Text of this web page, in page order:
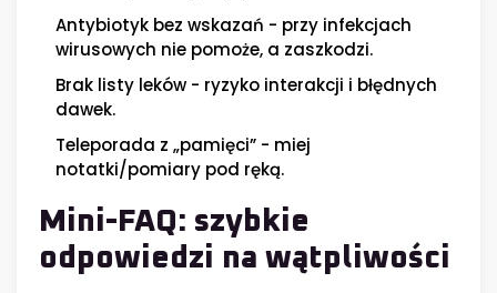
Antybiotyk bez wskazań - przy infekcjach
wirusowych nie pomoże, a zaszkodzi.
Brak listy leków - ryzyko interakcji i błędnych
dawek.
Teleporada z „pamięci” - miej
notatki/pomiary pod ręką.
Mini-FAQ: szybkie
odpowiedzi na wątpliwości